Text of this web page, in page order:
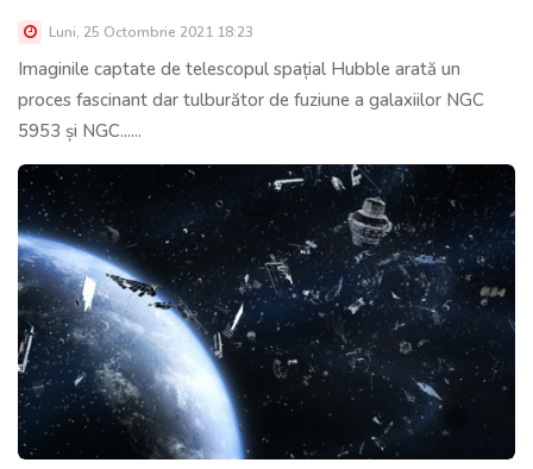
Luni, 25 Octombrie 2021 18:23
Imaginile captate de telescopul spațial Hubble arată un
proces fascinant dar tulburător de fuziune a galaxiilor NGC
5953 și NGC......